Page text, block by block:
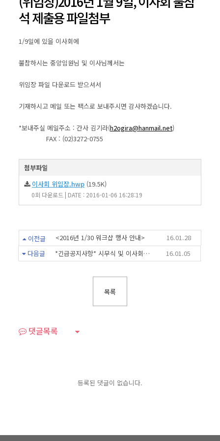
석 제출용 파일첨부
1/9일에 있을 이사회에
불참하시는 중앙임원님 및 이사님께서는
위임장 파일 다운로드 받으셔서
기재하시고 메일 또는 팩스로 보내주시면 감사하겠습니다.
*보내주실 메일주소 : 간사 김기라(h2ogira@hanmail.net)
FAX : (02)3272-0755
첨부파일
이사회 위임장.hwp(19.5K)
0회 다운로드 | DATE : 2016-01-06 16:28:19
이전글 <2016년 1/30 워크샵 행사 안내>
16.01.28
*긴급공지사항* 시무식 및 이사회 관련하여
16.01.05
다음글
목록
댓글목록
등록된 댓글이 없습니다.